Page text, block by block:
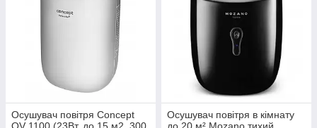
Осушувач повітря Concept
Осушувач повітря в кімнату